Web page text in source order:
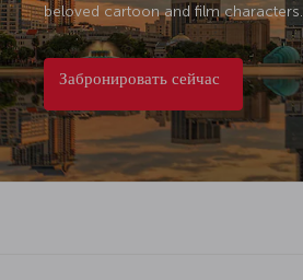
beloved cartoon and film characters.
Забронировать сейчас